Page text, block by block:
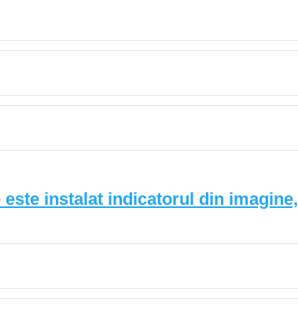
instalat indicatorul din imagine,